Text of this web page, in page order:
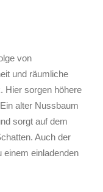
von
und räumliche
Hier sorgen höhere
alter Nussbaum
sorgt auf dem
Auch der
einem einladenden